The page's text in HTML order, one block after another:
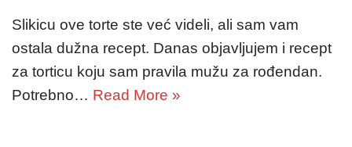
Slikicu ove torte ste već videli, ali sam vam
ostala dužna recept. Danas objavljujem i recept
za torticu koju sam pravila mužu za rođendan.
Potrebno… Read More »